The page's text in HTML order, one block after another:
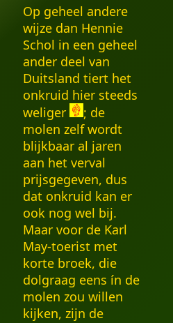
Op geheel andere
wijze dan Hennie
Schol in een geheel
ander deel van
Duitsland tiert het
onkruid hier steeds
weliger
; de
molen zelf wordt
blijkbaar al jaren
aan het verval
prijsgegeven, dus
dat onkruid kan er
ook nog wel bij.
Maar voor de Karl
May-toerist met
korte broek, die
dolgraag eens ín de
molen zou willen
kijken, zijn de